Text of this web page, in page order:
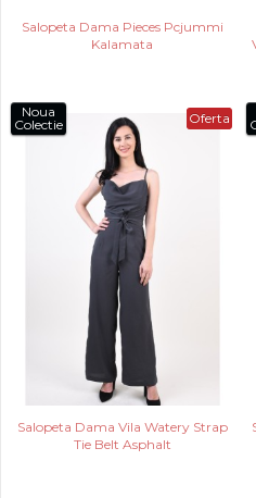
Salopeta Dama Pieces Pcjummi
Kalamata
Oferta
Noua
Colectie
Salopeta Dama Vila Watery Strap
Tie Belt Asphalt